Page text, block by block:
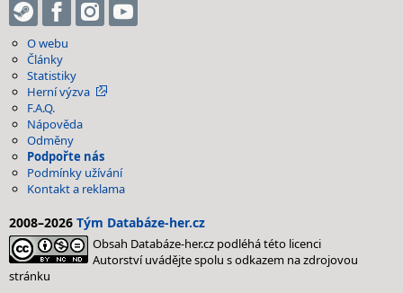
O webu
Články
Statistiky
Herní výzva
F.A.Q.
Nápověda
Odměny
Podpořte nás
Podmínky užívání
Kontakt a reklama
2008–2026 Tým Databáze-her.cz
Obsah Databáze-her.cz podléhá této licenci
Autorství uvádějte spolu s odkazem na zdrojovou
stránku